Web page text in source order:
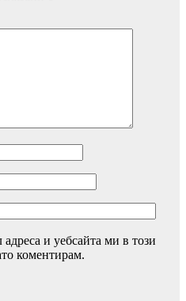
и уебсайта ми в този
коментирам.